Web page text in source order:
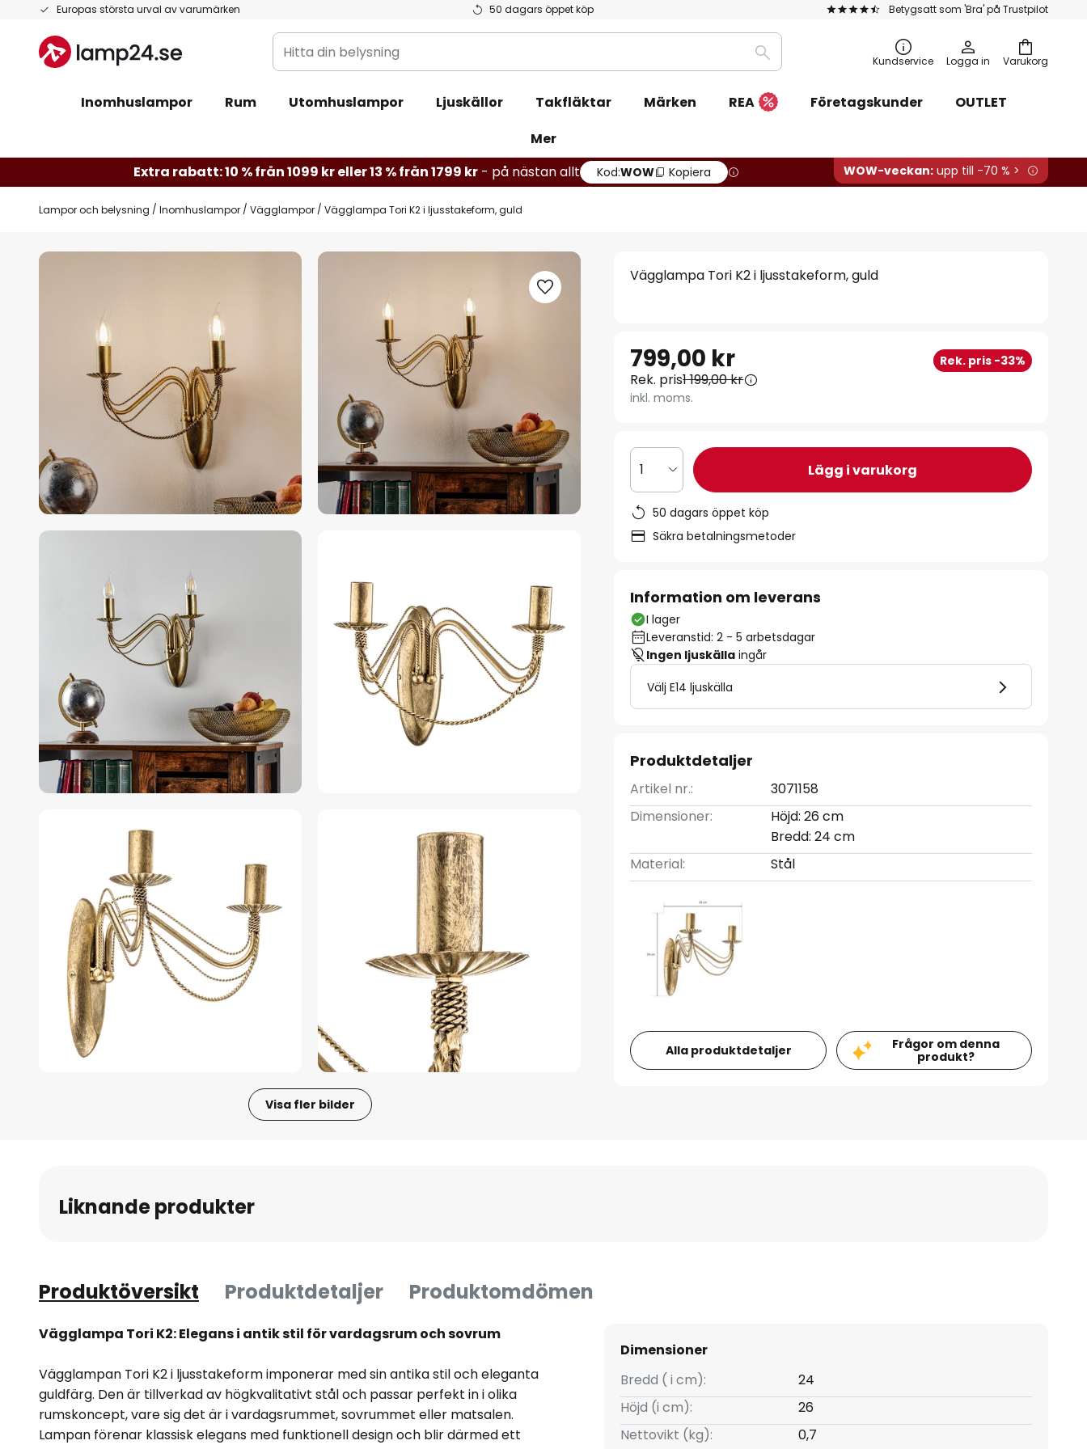
Europas största urval av varumärken 50 dagars öppet köp Betygsatt som 'Bra' på Trustpilot
Hoppa
innehållet
Varukorg
Hitta
din
Sök Kundservice Logga in
Inomhuslampor Rum Utomhuslampor Ljuskällor Takfläktar Märken REA Företagskunder
OUTLET
Mer
Extra rabatt: 10 % från 1099 kr eller 13 % från 1799 kr - på nästan allt Kod:WOW Kopiera WOW-veckan: upp till -70 % >
Lampor och belysning Inomhuslampor Vägglampor Vägglampa Tori K2 i ljusstakeform, guld
Hoppa
bildgalleriet
Visa fler bilder
bildgalleriet
Vägglampa Tori K2 i ljusstakeform, guld
799,00 kr Rek. pris -33%
Rek. pris1 199,00 kr
inkl. moms.
1 Lägg i varukorg
50 dagars öppet köp
Säkra betalningsmetoder
Information om leverans
I lager
Leveranstid: 2 - 5 arbetsdagar
Ingen ljuskälla ingår
Välj E14 ljuskälla
Produktdetaljer
Artikel nr.:
3071158
Dimensioner:
Höjd: 26 cm
Bredd: 24 cm
Material:
Stål
Alla produktdetaljer
Frågor om denna
produkt?
Liknande produkter
Produktöversikt Produktdetaljer Produktomdömen
Vägglampa Tori K2: Elegans i antik stil för vardagsrum och sovrum
Vägglampan Tori K2 i ljusstakeform imponerar med sin antika stil och eleganta
guldfärg. Den är tillverkad av högkvalitativt stål och passar perfekt in i olika
rumskoncept, vare sig det är i vardagsrummet, sovrummet eller matsalen.
Lampan förenar klassisk elegans med funktionell design och blir därmed ett
Dimensioner
Bredd ( i cm):
24
Höjd (i cm):
26
Nettovikt (kg):
0,7